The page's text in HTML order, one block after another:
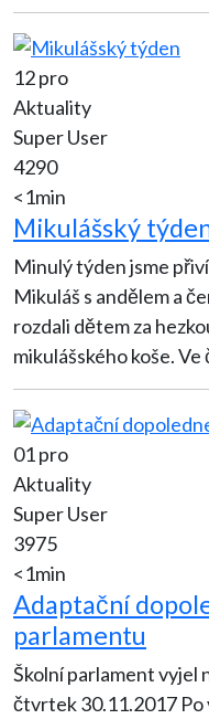
12 pro
Aktuality
Super User
4290
<1min
Mikulášský
Minulý týden jsme
Mikuláš s andělem a
rozdali dětem za
mikulášského koše.
01 pro
Aktuality
Super User
3975
<1min
Adaptační
parlamentu
Školní parlament vyjel
čtvrtek 30.11.2017 Po volbách do školního parlamentu